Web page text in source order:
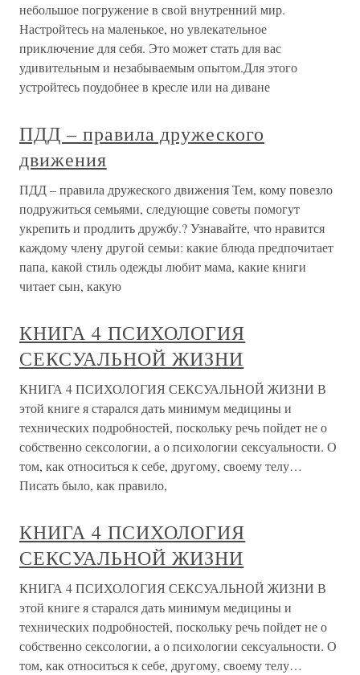
небольшое погружение в свой внутренний мир.
Настройтесь на маленькое, но увлекательное
приключение для себя. Это может стать для вас
удивительным и незабываемым опытом.Для этого
устройтесь поудобнее в кресле или на диване
ПДД – правила дружеского
движения
ПДД – правила дружеского движения Тем, кому повезло
подружиться семьями, следующие советы помогут
укрепить и продлить дружбу.? Узнавайте, что нравится
каждому члену другой семьи: какие блюда предпочитает
папа, какой стиль одежды любит мама, какие книги
читает сын, какую
КНИГА 4 ПСИХОЛОГИЯ
СЕКСУАЛЬНОЙ ЖИЗНИ
КНИГА 4 ПСИХОЛОГИЯ СЕКСУАЛЬНОЙ ЖИЗНИ В
этой книге я старался дать минимум медицины и
технических подробностей, поскольку речь пойдет не о
собственно сексологии, а о психологии сексуальности. О
том, как относиться к себе, другому, своему телу…
Писать было, как правило,
КНИГА 4 ПСИХОЛОГИЯ
СЕКСУАЛЬНОЙ ЖИЗНИ
КНИГА 4 ПСИХОЛОГИЯ СЕКСУАЛЬНОЙ ЖИЗНИ В
этой книге я старался дать минимум медицины и
технических подробностей, поскольку речь пойдет не о
собственно сексологии, а о психологии сексуальности. О
том, как относиться к себе, другому, своему телу…